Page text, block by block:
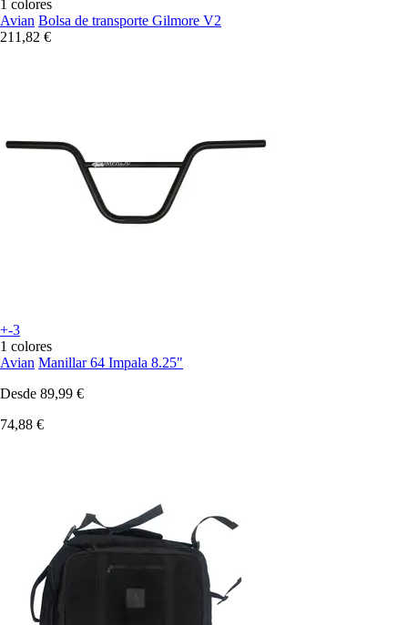
1 colores
Avian Bolsa de transporte Gilmore V2
211,82 €
+-3
1 colores
Avian Manillar 64 Impala 8.25"
Desde 89,99 €
74,88 €